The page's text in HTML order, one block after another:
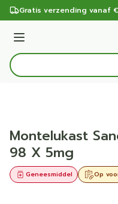
Ga naar de inhoud
Gratis verzending vanaf
Menu
Product, merk,
Montelukast
98 X 5mg
Op
Geneesmiddel